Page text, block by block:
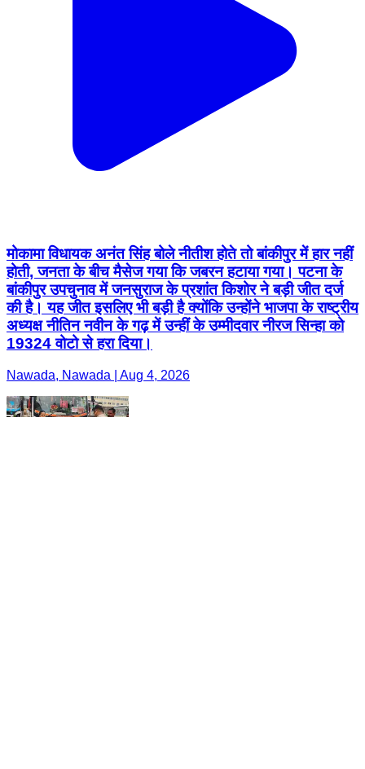
मोकामा विधायक अनंत सिंह बोले नीतीश होते तो बांकीपुर में हार नहीं
होती, जनता के बीच मैसेज गया कि जबरन हटाया गया। पटना के
बांकीपुर उपचुनाव में जनसुराज के प्रशांत किशोर ने बड़ी जीत दर्ज
की है। यह जीत इसलिए भी बड़ी है क्योंकि उन्होंने भाजपा के राष्ट्रीय
अध्यक्ष नीतिन नवीन के गढ़ में उन्हीं के उम्मीदवार नीरज सिन्हा को
19324 वोटो से हरा दिया।
Nawada, Nawada | Aug 4, 2026